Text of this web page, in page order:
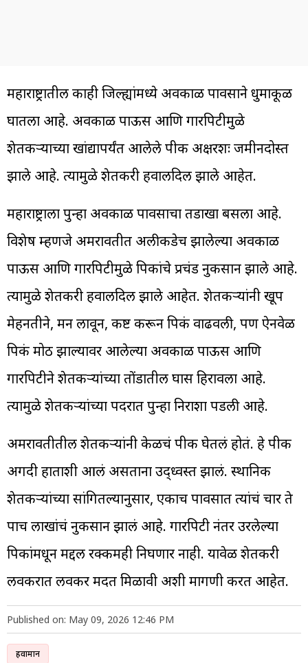
महाराष्ट्रातील काही जिल्ह्यांमध्ये अवकाळी पावसाने धुमाकूळ
घातला आहे. अवकाळी पाऊस आणि गारपिटीमुळे
शेतकऱ्याच्या खांद्यापर्यंत आलेले पीक अक्षरशः जमीनदोस्त
झाले आहे. त्यामुळे शेतकरी हवालदिल झाले आहेत.
महाराष्ट्राला पुन्हा अवकाळी पावसाचा तडाखा बसला आहे.
विशेष म्हणजे अमरावतीत अलीकडेच झालेल्या अवकाळी
पाऊस आणि गारपिटीमुळे पिकांचे प्रचंड नुकसान झाले आहे.
त्यामुळे शेतकरी हवालदिल झाले आहेत. शेतकऱ्यांनी खूप
मेहनतीने, मन लावून, कष्ट करून पिकं वाढवली, पण ऐनवेळी
पिकं मोठी झाल्यावर आलेल्या अवकाळी पाऊस आणि
गारपिटीने शेतकऱ्यांच्या तोंडातील घास हिरावला आहे.
त्यामुळे शेतकऱ्यांच्या पदरात पुन्हा निराशा पडली आहे.
अमरावतीतील शेतकऱ्यांनी केळीचं पीक घेतलं होतं. हे पीक
अगदी हाताशी आलं असताना उद्ध्वस्त झालं. स्थानिक
शेतकऱ्यांच्या सांगितल्यानुसार, एकाच पावसात त्यांचं चार ते
पाच लाखांचं नुकसान झालं आहे. गारपिटी नंतर उरलेल्या
पिकांमधून मद्दल रक्कमही निघणार नाही. यावेळी शेतकरी
लवकरात लवकर मदत मिळावी अशी मागणी करत आहेत.
Published on: May 09, 2026 12:46 PM
हवामान